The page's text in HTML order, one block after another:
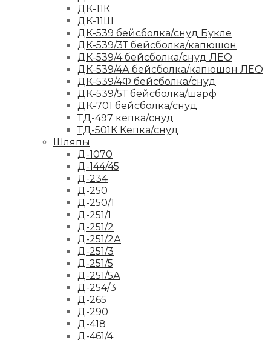
ДК-11К
ДК-11Ш
ДК-539 бейсболка/снуд Букле
ДК-539/3Т бейсболка/капюшон
ДК-539/4 бейсболка/снуд ЛЕО
ДК-539/4А бейсболка/капюшон ЛЕО
ДК-539/4Ф бейсболка/снуд
ДК-539/5Т бейсболка/шарф
ДК-701 бейсболка/снуд
ТД-497 кепка/снуд
ТД-501К Кепка/снуд
Шляпы
Д-1070
Д-144/45
Д-234
Д-250
Д-250/1
Д-251/1
Д-251/2
Д-251/2А
Д-251/3
Д-251/5
Д-251/5А
Д-254/3
Д-265
Д-290
Д-418
Д-461/4